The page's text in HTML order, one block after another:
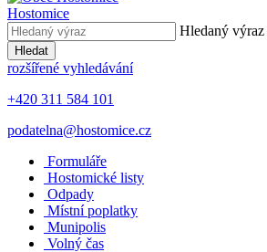
Hostomice
Hledaný výraz
Hledat
rozšířené vyhledávání
+420 311 584 101
podatelna@hostomice.cz
Formuláře
Hostomické listy
Odpady
Místní poplatky
Munipolis
Volný čas